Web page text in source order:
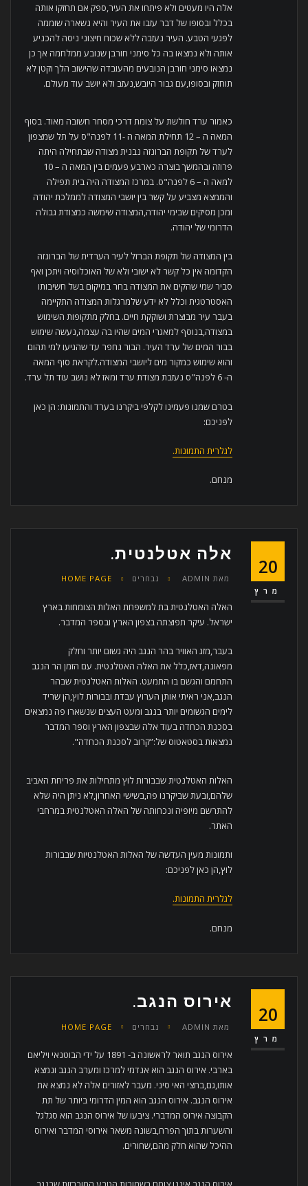
אלה היו מעטים ולא פיתחו את העיר,ספק אם תחזקו אותה
בכלל ובסופו של דבר עזבו את העיר והיא נשארה שוממה
לפגעי הטבע. העיר נעזבה ללא שכוח חיצוני ניסה להכניע
אותה ולא נמצאו בה כל סימני חורבן שנובע ממלחמה אך כן
נמצאו סימני חורבן הנובעים מהעובדה שהישוב הלך וקטן לא
תוחזק ובסופו,עם גבור היובש,נעזב ולא יושב עוד מעולם.
כאמור ערד חולשת על צומת דרכי מסחר חשובה מאוד. בסוף
המאה ה – 12 תחילת המאה ה -11 לפנה"ס על תל שמצפון
לערד של תקופת הברונזה נבנית מצודה שבתחילה היתה
פרוזה ובהמשך בוצרה כארבע פעמים בין המאה ה – 10
למאה ה – 6 לפנה"ס. במרכז המצודה היה בית תפילה
והממצא מצביע על קשר בין יושבי המצודה לממלכת יהודה
ומכן מסיקים שבימי יהודה,המצודה שימשה כמצודת גבולה
הדרומי של יהודה.
בין המצודה של תקופת הברזל לעיר הערדית של הברונזה
הקדומה אין כל קשר לא ישובי ולא של האוכלוסיה ויתכן ואף
סביר שמי שהקים את המצודה בחר במיקום בשל חשיבותו
האסטרטגית וכלל לא ידע שלמרגלות המצודה התקיימה
בעבר עיר מבוצרת ושוקקת חיים. בחלק מתקופות השימוש
במצודה,בנוסף למאגרי המים שהיו בה עצמה,נעשה שימוש
בבור המים של ערד העיר. הבור נחפר עד שהגיעו למי תהום
והוא שימוש כמקור מים ליושבי המצודה.לקראת סוף המאה
ה- 6 לפנה"ס נעזבת מצודת ערד ומאז לא נושב עוד תל ערד.
בטרם שמנו פעמינו לקלפי ביקרנו בערד והתמונות: הן כאן
לפניכם:
לגלרית התמונות.
מנחם.
20
מרץ
אלה אטלנטית.
מאת ADMIN נבחרים HOME PAGE
האלה האטלנטית בת למשפחת האלות הצומחות בארץ
ישראל. עיקר תפוצתה בצפון הארץ ובספר המדבר.
בעבר,מזג האוויר בהר הנגב היה גשום יותר וחלק
מפאונה,דאז,כלל את האלה האטלנטית. עם הזמן הר הנגב
התחמם והגשם בו התמעט. האלות האטלנטית שבהר
הנגב,אני ראיתי אותן הערוץ עבדת ובבורות לוץ,הן שריד
לימים הגשומים יותר בנגב ומעט העצים שנשארו פה נמצאים
בסכנת הכחדה בעוד אלה שבצפון הארץ וספר המדבר
נמצאות בסטאטוס של:”קרוב לסכנת הכחדה".
האלות האטלנטית שבבורות לוץ מתחילות את פריחת האביב
שלהם,ובעת שביקרנו פה,בשישי האחרון,לא ניתן היה שלא
להתרשם מיופיה ונכחותה של האלה האטלנטית במרחבי
האתר.
ותמונות מעין העדשה של האלות האטלנטיות שבבורות
לוץ,הן כאן לפניכם:
לגלרית התמונות.
מנחם.
20
מרץ
אירוס הנגב.
מאת ADMIN נבחרים HOME PAGE
אירוס הנגב תואר לראשונה ב- 1891 על ידי הבוטנאי ויליאם
בארבי. אירוס הנגב הוא אנדמי למרכז ומערב הנגב ונמצא
אותו,גם,בחצי האי סיני. מעבר לאזורים אלה לא נמצא את
אירוס הנגב. אירוס הנגב הוא המין הדרומי ביותר של תת
הקבוצה אירוס המדברי. ציבעו של אירוס הנגב הוא סגלגל
והשערות בתוך הפרח,בשונה משאר אירוסי המדבר ואירוס
ההיכל שהוא חלק מהם,שחורים.